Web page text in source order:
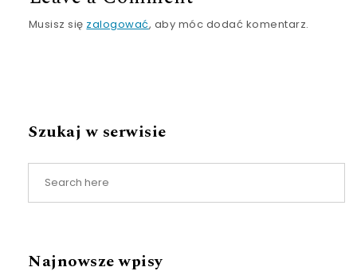
Musisz się zalogować, aby móc dodać komentarz.
Szukaj w serwisie
Najnowsze wpisy